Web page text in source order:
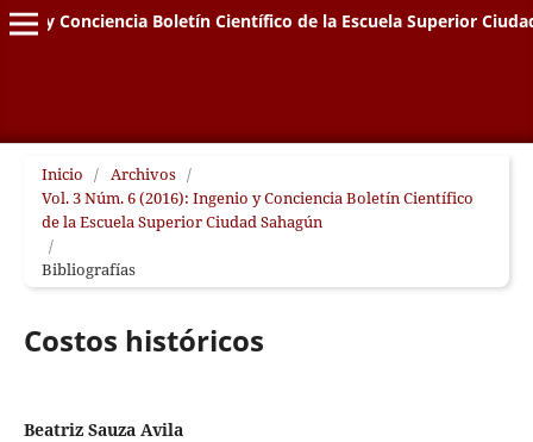
y Conciencia Boletín Científico de la Escuela Superior
Inicio / Archivos /
Vol. 3 Núm. 6 (2016): Ingenio y Conciencia Boletín Científico
de la Escuela Superior Ciudad Sahagún
/
Bibliografías
Costos históricos
Beatriz Sauza Avila